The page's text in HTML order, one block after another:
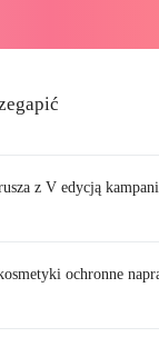
z V edycją
ochronne